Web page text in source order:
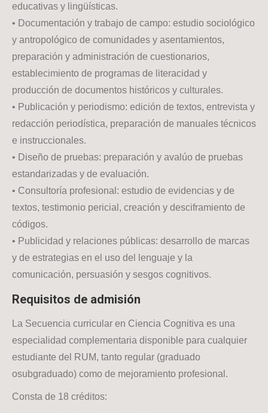
educativas y lingüísticas.
• Documentación y trabajo de campo: estudio sociológico
y antropológico de comunidades y asentamientos,
preparación y administración de cuestionarios,
establecimiento de programas de literacidad y
producción de documentos históricos y culturales.
• Publicación y periodismo: edición de textos, entrevista y
redacción periodística, preparación de manuales técnicos
e instruccionales.
• Diseño de pruebas: preparación y avalúo de pruebas
estandarizadas y de evaluación.
• Consultoría profesional: estudio de evidencias y de
textos, testimonio pericial, creación y desciframiento de
códigos.
• Publicidad y relaciones públicas: desarrollo de marcas
y de estrategias en el uso del lenguaje y la
comunicación, persuasión y sesgos cognitivos.
Requisitos de admisión
La Secuencia curricular en Ciencia Cognitiva es una
especialidad complementaria disponible para cualquier
estudiante del RUM, tanto regular (graduado
osubgraduado) como de mejoramiento profesional.
Consta de 18 créditos: